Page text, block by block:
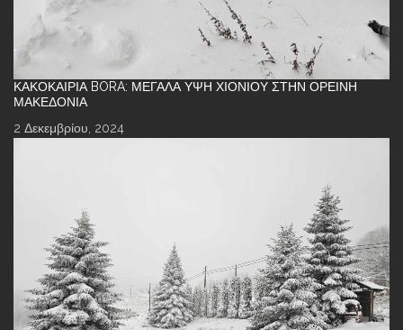
ΚΑΚΟΚΑΙΡΊΑ BORA: ΜΕΓΆΛΑ ΎΨΗ ΧΙΟΝΙΟΎ ΣΤΗΝ ΟΡΕΙΝΉ
ΜΑΚΕΔΟΝΊΑ
2 Δεκεμβρίου, 2024